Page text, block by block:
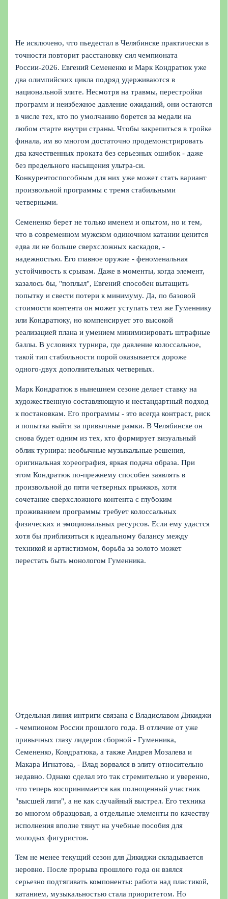
Не исключено, что пьедестал в Челябинске практически в
точности повторит расстановку сил чемпионата
России-2026. Евгений Семененко и Марк Кондратюк уже
два олимпийских цикла подряд удерживаются в
национальной элите. Несмотря на травмы, перестройки
программ и неизбежное давление ожиданий, они остаются
в числе тех, кто по умолчанию борется за медали на
любом старте внутри страны. Чтобы закрепиться в тройке
финала, им во многом достаточно продемонстрировать
два качественных проката без серьезных ошибок - даже
без предельного насыщения ультра-си.
Конкурентоспособным для них уже может стать вариант
произвольной программы с тремя стабильными
четверными.
Семененко берет не только именем и опытом, но и тем,
что в современном мужском одиночном катании ценится
едва ли не больше сверхсложных каскадов, -
надежностью. Его главное оружие - феноменальная
устойчивость к срывам. Даже в моменты, когда элемент,
казалось бы, "поплыл", Евгений способен вытащить
попытку и свести потери к минимуму. Да, по базовой
стоимости контента он может уступать тем же Гуменнику
или Кондратюку, но компенсирует это высокой
реализацией плана и умением минимизировать штрафные
баллы. В условиях турнира, где давление колоссальное,
такой тип стабильности порой оказывается дороже
одного-двух дополнительных четверных.
Марк Кондратюк в нынешнем сезоне делает ставку на
художественную составляющую и нестандартный подход
к постановкам. Его программы - это всегда контраст, риск
и попытка выйти за привычные рамки. В Челябинске он
снова будет одним из тех, кто формирует визуальный
облик турнира: необычные музыкальные решения,
оригинальная хореография, яркая подача образа. При
этом Кондратюк по-прежнему способен заявлять в
произвольной до пяти четверных прыжков, хотя
сочетание сверхсложного контента с глубоким
проживанием программы требует колоссальных
физических и эмоциональных ресурсов. Если ему удастся
хотя бы приблизиться к идеальному балансу между
техникой и артистизмом, борьба за золото может
перестать быть монологом Гуменника.
Отдельная линия интриги связана с Владиславом Дикиджи
- чемпионом России прошлого года. В отличие от уже
привычных глазу лидеров сборной - Гуменника,
Семененко, Кондратюка, а также Андрея Мозалева и
Макара Игнатова, - Влад ворвался в элиту относительно
недавно. Однако сделал это так стремительно и уверенно,
что теперь воспринимается как полноценный участник
"высшей лиги", а не как случайный выстрел. Его техника
во многом образцовая, а отдельные элементы по качеству
исполнения вполне тянут на учебные пособия для
молодых фигуристов.
Тем не менее текущий сезон для Дикиджи складывается
неровно. После прорыва прошлого года он взялся
серьезно подтягивать компоненты: работа над пластикой,
катанием, музыкальностью стала приоритетом. Но